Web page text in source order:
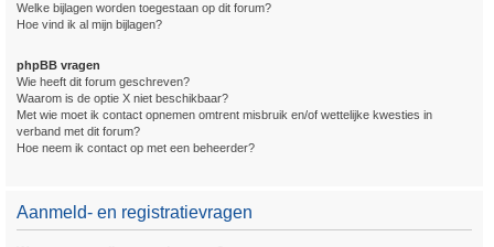
Welke bijlagen worden toegestaan op dit forum?
Hoe vind ik al mijn bijlagen?
phpBB vragen
Wie heeft dit forum geschreven?
Waarom is de optie X niet beschikbaar?
Met wie moet ik contact opnemen omtrent misbruik en/of wettelijke kwesties in
verband met dit forum?
Hoe neem ik contact op met een beheerder?
Aanmeld- en registratievragen